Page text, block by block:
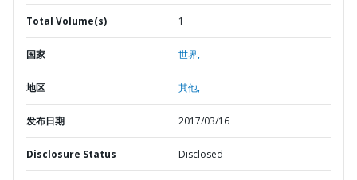
Total Volume(s) 1
国家 世界,
地区 其他,
发布日期 2017/03/16
Disclosure Status Disclosed